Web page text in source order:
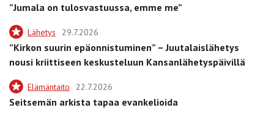
”Jumala on tulosvastuussa, emme me”
Lähetys 29.7.2026
”Kirkon suurin epäonnistuminen” – Juutalaislähetys
nousi kriittiseen keskusteluun Kansanlähetyspäivillä
Elämäntaito 22.7.2026
Seitsemän arkista tapaa evankelioida